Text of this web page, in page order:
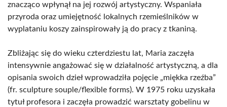
znacząco wpłynął na jej rozwój artystyczny. Wspaniała
przyroda oraz umiejętność lokalnych rzemieślników w
wyplataniu koszy zainspirowały ją do pracy z tkaniną.
Zbliżając się do wieku czterdziestu lat, Maria zaczęła
intensywnie angażować się w działalność artystyczną, a dla
opisania swoich dzieł wprowadziła pojęcie „miękka rzeźba”
(fr. sculpture souple/flexible forms). W 1975 roku uzyskała
tytuł profesora i zaczęła prowadzić warsztaty gobelinu w